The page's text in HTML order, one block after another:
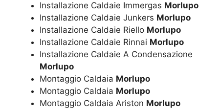
Installazione Caldaie Immergas Morlupo
Installazione Caldaie Junkers Morlupo
Installazione Caldaie Riello Morlupo
Installazione Caldaie Rinnai Morlupo
Installazione Caldaie A Condensazione
Morlupo
Montaggio Caldaia Morlupo
Montaggio Caldaia Morlupo
Montaggio Caldaia Ariston Morlupo